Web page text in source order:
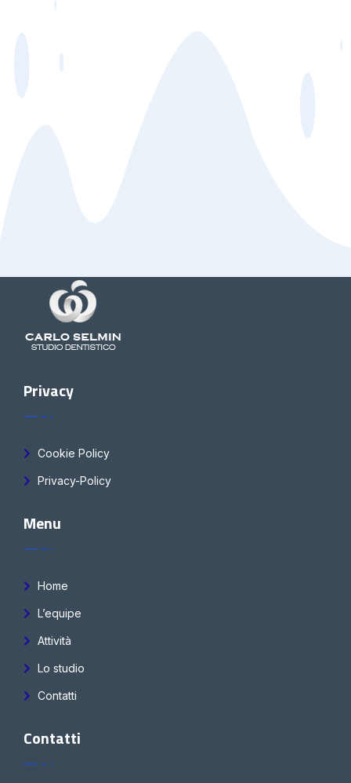
Privacy
Cookie Policy
Privacy-Policy
Menu
Home
L’equipe
Attività
Lo studio
Contatti
Contatti